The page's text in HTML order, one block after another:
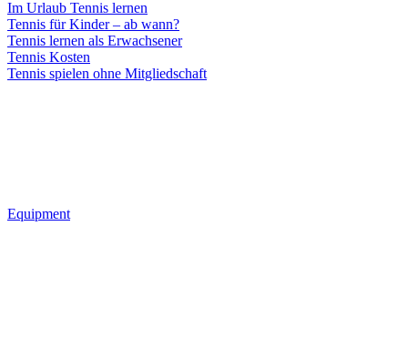
Im Urlaub Tennis lernen
Tennis für Kinder – ab wann?
Tennis lernen als Erwachsener
Tennis Kosten
Tennis spielen ohne Mitgliedschaft
Equipment